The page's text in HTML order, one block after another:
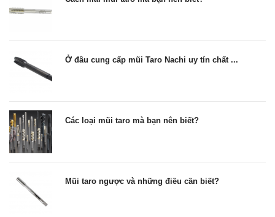
Ở đâu cung cấp mũi Taro Nachi uy tín chất ...
Các loại mũi taro mà bạn nên biết?
Mũi taro ngược và những điều cần biết?